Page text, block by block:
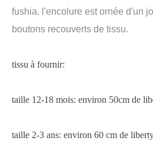
fushia. l'encolure est ornée d'un
boutons recouverts de tissu.
tissu à fournir:
taille 12-18 mois: environ 50cm de
taille 2-3 ans: environ 60 cm de